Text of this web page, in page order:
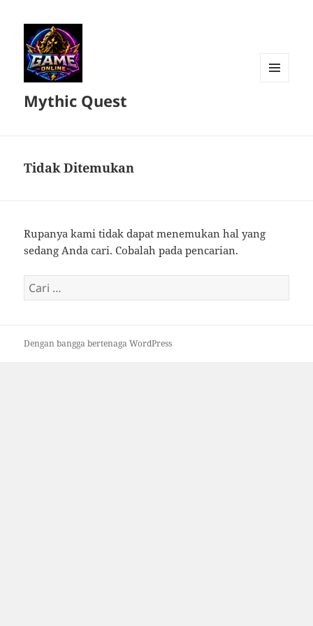
Mythic Quest
Tidak Ditemukan
Rupanya kami tidak dapat menemukan hal yang
sedang Anda cari. Cobalah pada pencarian.
Cari
untuk:
Dengan bangga bertenaga WordPress